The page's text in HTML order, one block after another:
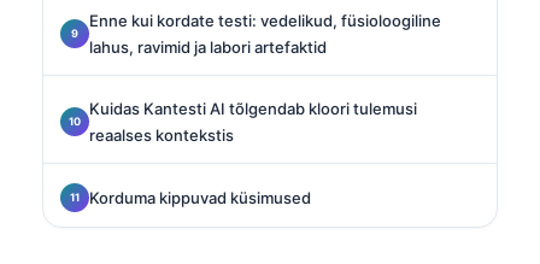
Enne kui kordate testi: vedelikud, füsioloogiline
lahus, ravimid ja labori artefaktid
Kuidas Kantesti AI tõlgendab kloori tulemusi
reaalses kontekstis
Korduma kippuvad küsimused